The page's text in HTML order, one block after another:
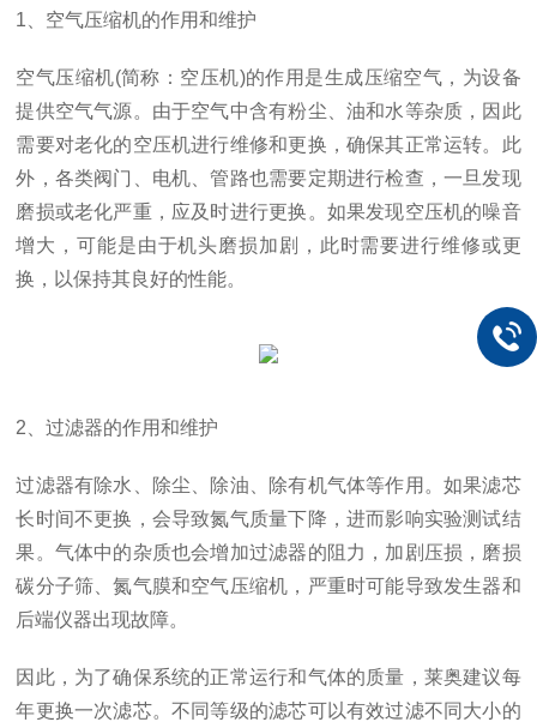
1、空气压缩机的作用和维护
空气压缩机(简称：空压机)的作用是生成压缩空气，为设备
提供空气气源。由于空气中含有粉尘、油和水等杂质，因此
需要对老化的空压机进行维修和更换，确保其正常运转。此
外，各类阀门、电机、管路也需要定期进行检查，一旦发现
磨损或老化严重，应及时进行更换。如果发现空压机的噪音
增大，可能是由于机头磨损加剧，此时需要进行维修或更
换，以保持其良好的性能。
2、过滤器的作用和维护
过滤器有除水、除尘、除油、除有机气体等作用。如果滤芯
长时间不更换，会导致氮气质量下降，进而影响实验测试结
果。气体中的杂质也会增加过滤器的阻力，加剧压损，磨损
碳分子筛、氮气膜和空气压缩机，严重时可能导致发生器和
后端仪器出现故障。
因此，为了确保系统的正常运行和气体的质量，莱奥建议每
年更换一次滤芯。不同等级的滤芯可以有效过滤不同大小的